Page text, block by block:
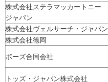
株式会社ステラマッカートニー
ジャパン
株式会社ヴェルサーチ・ジャパン
株式会社徳岡
ボーズ合同会社
トッズ・ジャパン株式会社